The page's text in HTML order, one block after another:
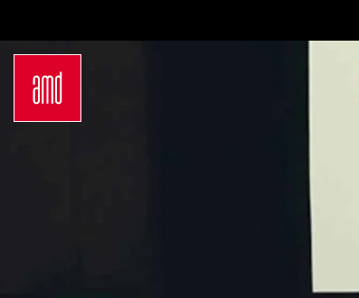
Innenarchitektur
Marken- & Kommunikationsdesign
Interior Design
Mode Design
Fashion Journalism & Communication